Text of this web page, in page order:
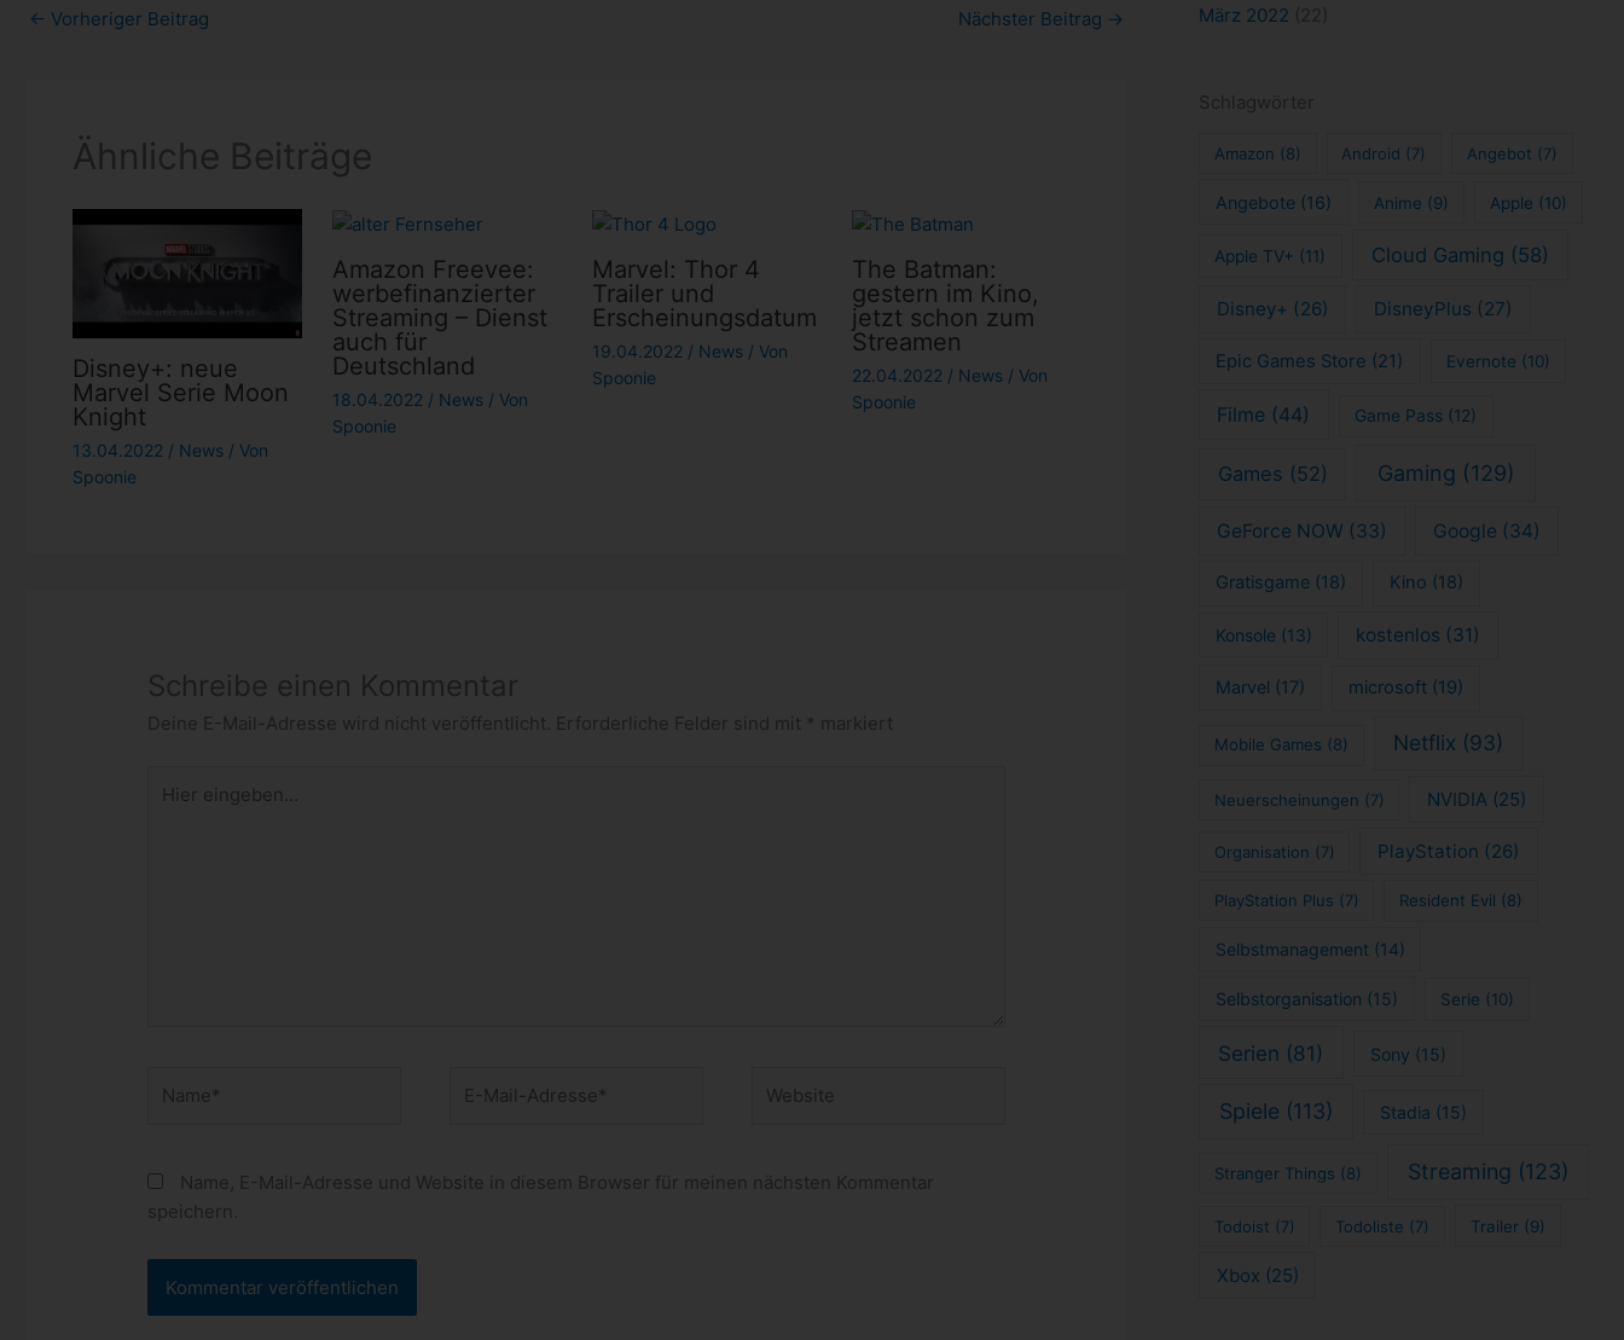
← Vorheriger Beitrag Nächster Beitrag →
Ähnliche Beiträge
Disney+: neue
Marvel Serie Moon
Knight
13.04.2022 / News/ Von
Spoonie
Amazon Freevee:
werbefinanzierter
Streaming – Dienst
auch für
Deutschland
18.04.2022 / News/ Von
Spoonie
Marvel: Thor 4
Trailer und
Erscheinungsdatum
19.04.2022 / News/ Von
Spoonie
The Batman:
gestern im Kino,
jetzt schon zum
Streamen
22.04.2022 / News/ Von
Spoonie
Schreibe einen Kommentar
Deine E-Mail-Adresse wird nicht veröffentlicht. Erforderliche Felder sind mit * markiert
eingeben…
Mail-
Name, E-Mail-Adresse und Website in diesem Browser für meinen nächsten Kommentar
speichern.
März 2022
Amazon (8) Android (7) Angebot (7)
Angebote(16) Anime (9) Apple (10)
Apple TV+ (11) Cloud Gaming (58)
Disney+ (26) DisneyPlus (27)
Epic Games Store (21) Evernote (10)
Filme (44) Game Pass (12)
Games (52) Gaming (129)
GeForce NOW (33) Google (34)
Gratisgame (18) Kino (18)
Konsole (13) kostenlos (31)
Marvel (17) microsoft (19)
Mobile Games (8) Netflix (93)
Neuerscheinungen (7) NVIDIA (25)
Organisation (7) PlayStation (26)
PlayStation Plus (7) Resident Evil (8)
Selbstmanagement (14)
Selbstorganisation (15) Serie (10)
Serien (81) Sony (15)
Spiele (113) Stadia (15)
Stranger Things (8) Streaming (123)
Todoist (7) Todoliste (7) Trailer (9)
Xbox (25)